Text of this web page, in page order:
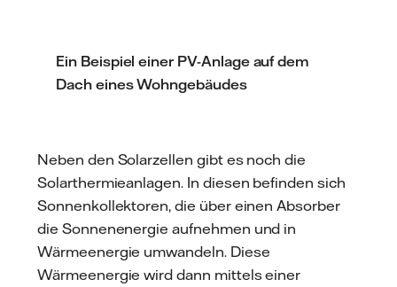
Ein Beispiel einer PV-Anlage auf dem
Dach eines Wohngebäudes
Neben den Solarzellen gibt es noch die
Solarthermieanlagen. In diesen befinden sich
Sonnenkollektoren, die über einen Absorber
die Sonnenenergie aufnehmen und in
Wärmeenergie umwandeln. Diese
Wärmeenergie wird dann mittels einer